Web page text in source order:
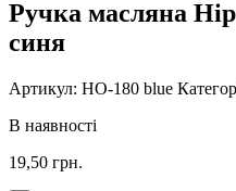
Ручка масляна
синя
Артикул: HO-180 blue
В наявності
19,50 грн.